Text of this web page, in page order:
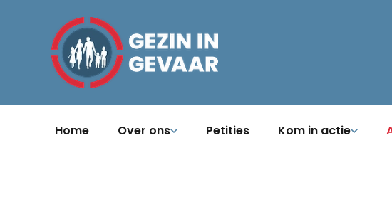
Home Over ons Petities Kom in actie